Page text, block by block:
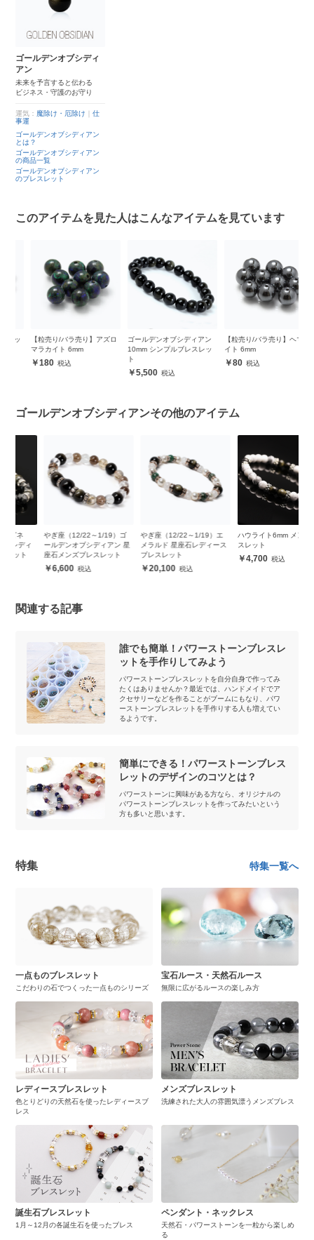
ゴールデンオブシディ
アン
未来を予言すると伝わる
ビジネス・守護のお守り
運気： 魔除け・厄除け ｜仕
事運
ゴールデンオブシディアン
とは？
ゴールデンオブシディアン
の商品一覧
ゴールデンオブシディアン
のブレスレット
このアイテムを見た人はこんなアイテムを見ています
【粒売り/バラ売り】アズロ
マラカイト 6mm
180
ゴールデンオブシディアン
10mm シンプルブレスレッ
5,500
【粒売り/バラ売り】ヘマタ
イト 6mm
80
ゴールデンオブシディアンその他のアイテム
やぎ座（12/22～1/19）ゴ
ールデンオブシディアン 星
座石メンズブレスレット
6,600
やぎ座（12/22～1/19）エ
メラルド 星座石レディース
ブレスレット
20,100
ハウライト6mm メンズブレ
スレット
関連する記事
誰でも簡単！パワーストーンブレスレ
ットを手作りしてみよう
パワーストーンブレスレットを自分自身で作ってみ
たくはありませんか？最近では、ハンドメイドでア
クセサリーなどを作ることがブームにもなり、パワ
ーストーンブレスレットを手作りする人も増えてい
るようです。
簡単にできる！パワーストーンブレス
レットのデザインのコツとは？
パワーストーンに興味がある方なら、オリジナルの
パワーストーンブレスレットを作ってみたいという
方も多いと思います。
特集 特集一覧へ
一点ものブレスレット
こだわりの石でつくった一点ものシリーズ
宝石ルース・天然石ルース
無限に広がるルースの楽しみ方
レディースブレスレット
色とりどりの天然石を使ったレディースブ
レス
メンズブレスレット
洗練された大人の雰囲気漂うメンズブレス
誕生石ブレスレット
1月～12月の各誕生石を使ったブレス
ペンダント・ネックレス
天然石・パワーストーンを一粒から楽しめ
る